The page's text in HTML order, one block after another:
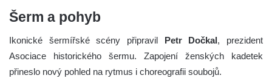
Šerm a pohyb
Ikonické šermířské scény připravil Petr Dočkal, prezident
Asociace historického šermu. Zapojení ženských kadetek
přineslo nový pohled na rytmus i choreografii soubojů.